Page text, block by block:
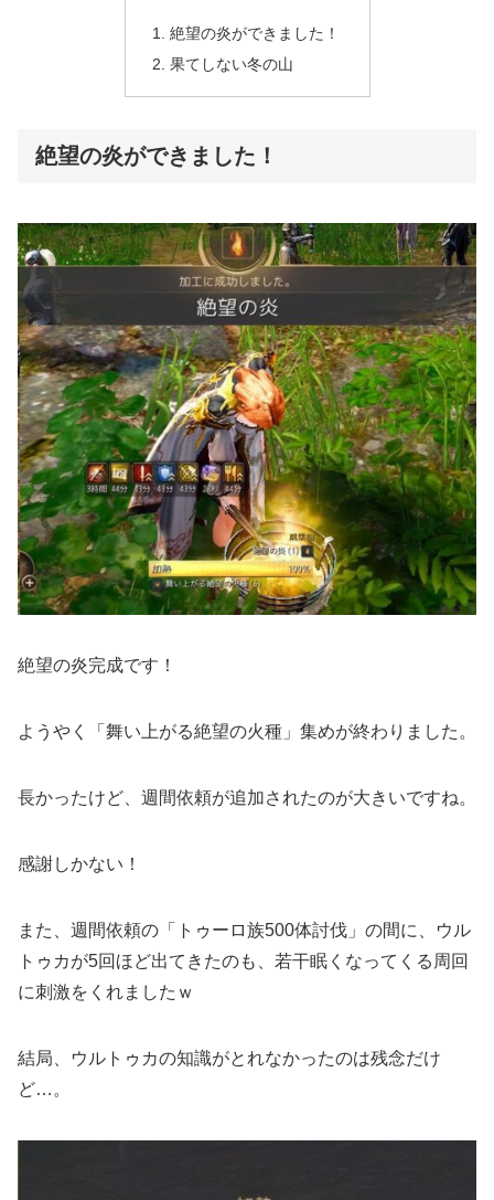
絶望の炎ができました！
果てしない冬の山
絶望の炎ができました！
絶望の炎完成です！
ようやく「舞い上がる絶望の火種」集めが終わりました。
長かったけど、週間依頼が追加されたのが大きいですね。
感謝しかない！
また、週間依頼の「トゥーロ族500体討伐」の間に、ウル
トゥカが5回ほど出てきたのも、若干眠くなってくる周回
に刺激をくれましたｗ
結局、ウルトゥカの知識がとれなかったのは残念だけ
ど…。